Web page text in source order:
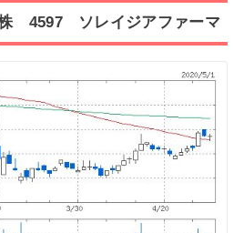
株 4597 ソレイジアファーマ